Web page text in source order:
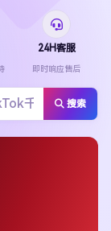
24H客服
即时响应售后
搜索